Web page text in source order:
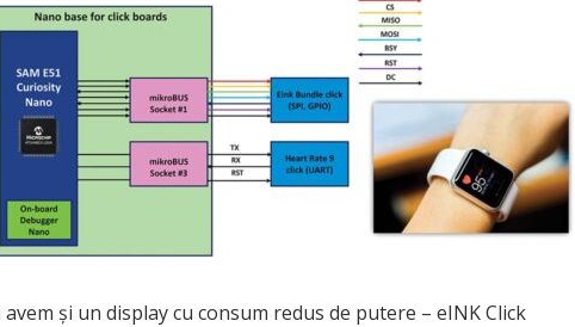
și un display cu consum redus de putere – eINK Click